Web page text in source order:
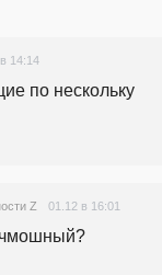
14:14
по нескольку
Z 01.12 в 16:01